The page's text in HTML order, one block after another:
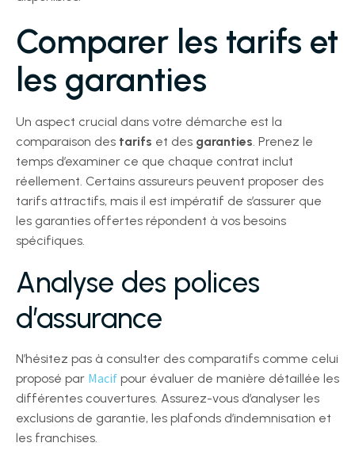
Comparer les tarifs et
les garanties
Un aspect crucial dans votre démarche est la
comparaison des tarifs et des garanties. Prenez le
temps d’examiner ce que chaque contrat inclut
réellement. Certains assureurs peuvent proposer des
tarifs attractifs, mais il est impératif de s’assurer que
les garanties offertes répondent à vos besoins
spécifiques.
Analyse des polices
d’assurance
N’hésitez pas à consulter des comparatifs comme celui
proposé par Macif pour évaluer de manière détaillée les
différentes couvertures. Assurez-vous d’analyser les
exclusions de garantie, les plafonds d’indemnisation et
les franchises.